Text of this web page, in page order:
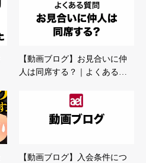
【動画ブログ】お見合いに仲
人は同席する？｜よくある…
【動画ブログ】入会条件につ